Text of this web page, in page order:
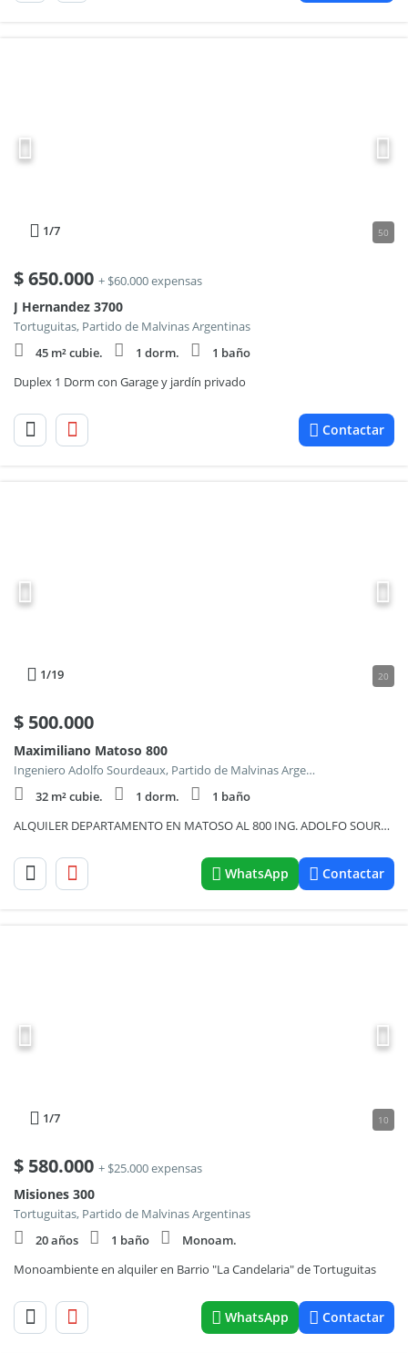
1/7 50
$650.000 + $60.000 expensas
J Hernandez 3700
Tortuguitas, Partido de Malvinas Argentinas
45 m² cubie.
1 dorm.
1 baño
Duplex 1 Dorm con Garage y jardín privado
Contactar
1/19 20
$ 500.000
Maximiliano Matoso 800
Ingeniero Adolfo Sourdeaux, Partido de Malvinas Argentinas
32 m² cubie.
1 dorm.
1 baño
ALQUILER DEPARTAMENTO EN MATOSO AL 800 ING. ADOLFO SOURDEAUX
WhatsApp Contactar
1/7 10
$ 580.000 + $25.000 expensas
Misiones 300
Tortuguitas, Partido de Malvinas Argentinas
20 años
1 baño
Monoam.
Monoambiente en alquiler en Barrio "La Candelaria" de Tortuguitas
WhatsApp Contactar